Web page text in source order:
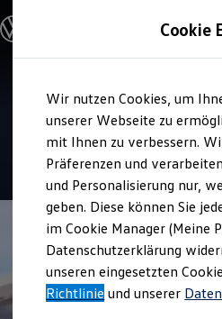
Hauptinhalt
springen
Footer
springen
Modelle & Konfigurator
Modelle konfigurieren
Vorgängermodelle und
Vorgängermodelle
Oldtimer
Bulli Historie
Branchenlösungen &
Umbaulösungen und
Auf- und Umbauten
Groß- und
Großkunden
Kommunen &
Journalisten
Sportvereine
Branchenlösungen
Service
Autohaus
4.8| 29
Cookie
Wir nutzen Cookies, um
unserer Webseite zu
mit Ihnen zu verbessern.
Präferenzen und
und Personalisierung nur,
geben. Diese können Sie
im Cookie Manager (Meine
Datenschutzerklärung
unseren eingesetzten
Richtlinie und unserer